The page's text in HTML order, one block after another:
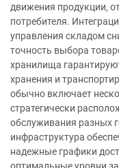
движения продукции,
потребителя.
управления складом
точность выбора
хранилища
хранения и
обычно включает
стратегически
обслуживания разных
инфраструктура
надежные графики